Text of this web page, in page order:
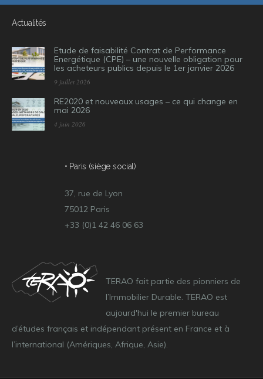
Actualités
Etude de faisabilité Contrat de Performance
Energétique (CPE) – une nouvelle obligation pour
les acheteurs publics depuis le 1er janvier 2026
9 juillet 2026
RE2020 et nouveaux usages – ce qui change en
mai 2026
4 juin 2026
• Paris (siège social)
37, rue de Lyon
75012 Paris
+33 (0)1 42 46 06 63
TERAO fait partie des pionniers de
l’Immobilier Durable. TERAO est
aujourd'hui le premier bureau
d’études français et indépendant présent en France et à
l’international (Amériques, Afrique, Asie).